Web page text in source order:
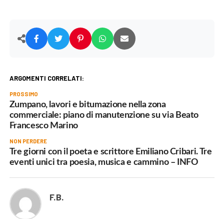
ARGOMENTI CORRELATI:
PROSSIMO
Zumpano, lavori e bitumazione nella zona
commerciale: piano di manutenzione su via Beato
Francesco Marino
NON PERDERE
Tre giorni con il poeta e scrittore Emiliano Cribari. Tre
eventi unici tra poesia, musica e cammino – INFO
F.B.